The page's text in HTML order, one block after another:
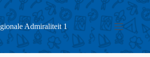
Admiraliteit 1